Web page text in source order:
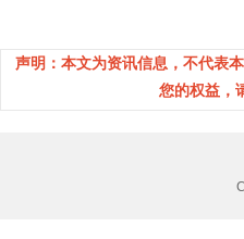
声明：本文为资讯信息，不代表
您的权益，